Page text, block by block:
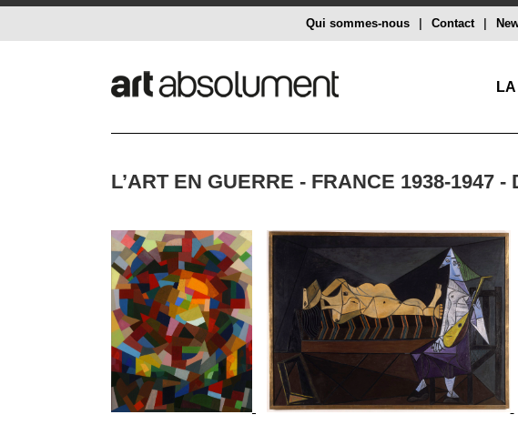
Contact
Qui sommes-nous
L’ART EN GUERRE - FRANCE 1938-1947